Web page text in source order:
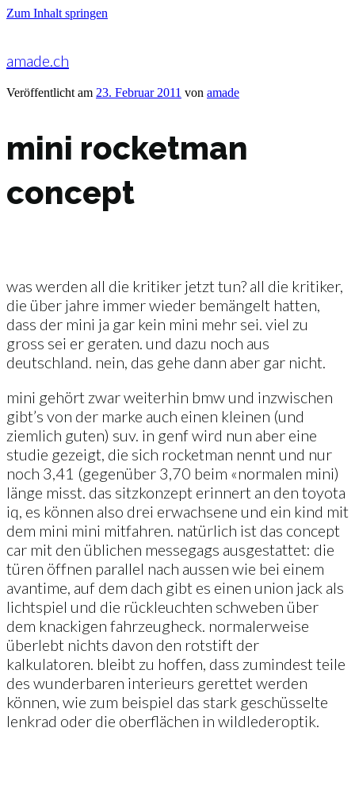
Zum Inhalt springen
amade.ch
Veröffentlicht am 23. Februar 2011 von amade
mini rocketman
concept
was werden all die kritiker jetzt tun? all die kritiker,
die über jahre immer wieder bemängelt hatten,
dass der mini ja gar kein mini mehr sei. viel zu
gross sei er geraten. und dazu noch aus
deutschland. nein, das gehe dann aber gar nicht.
mini gehört zwar weiterhin bmw und inzwischen
gibt’s von der marke auch einen kleinen (und
ziemlich guten) suv. in genf wird nun aber eine
studie gezeigt, die sich rocketman nennt und nur
noch 3,41 (gegenüber 3,70 beim «normalen mini)
länge misst. das sitzkonzept erinnert an den toyota
iq, es können also drei erwachsene und ein kind mit
dem mini mini mitfahren. natürlich ist das concept
car mit den üblichen messegags ausgestattet: die
türen öffnen parallel nach aussen wie bei einem
avantime, auf dem dach gibt es einen union jack als
lichtspiel und die rückleuchten schweben über
dem knackigen fahrzeugheck. normalerweise
überlebt nichts davon den rotstift der
kalkulatoren. bleibt zu hoffen, dass zumindest teile
des wunderbaren interieurs gerettet werden
können, wie zum beispiel das stark geschüsselte
lenkrad oder die oberflächen in wildlederoptik.